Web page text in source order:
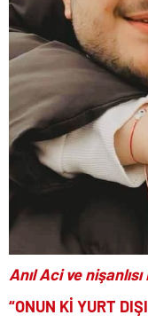
Anıl Aci ve nişanlısı
“ONUN Kİ YURT